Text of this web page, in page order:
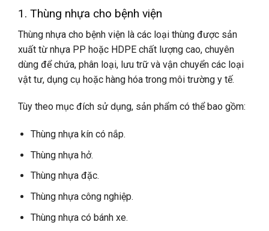
1. Thùng nhựa cho bệnh viện
Thùng nhựa cho bệnh viện là các loại thùng được sản
xuất từ nhựa PP hoặc HDPE chất lượng cao, chuyên
dùng để chứa, phân loại, lưu trữ và vận chuyển các loại
vật tư, dụng cụ hoặc hàng hóa trong môi trường y tế.
Tùy theo mục đích sử dụng, sản phẩm có thể bao gồm:
Thùng nhựa kín có nắp.
Thùng nhựa hở.
Thùng nhựa đặc.
Thùng nhựa công nghiệp.
Thùng nhựa có bánh xe.